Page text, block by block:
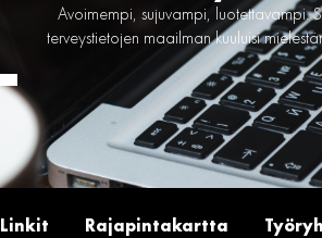
Avoimempi, sujuvampi, luotettavampi.
terveystietojen maailman kuuluisi
Linkit Rajapintakartta